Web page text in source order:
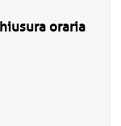
oraria